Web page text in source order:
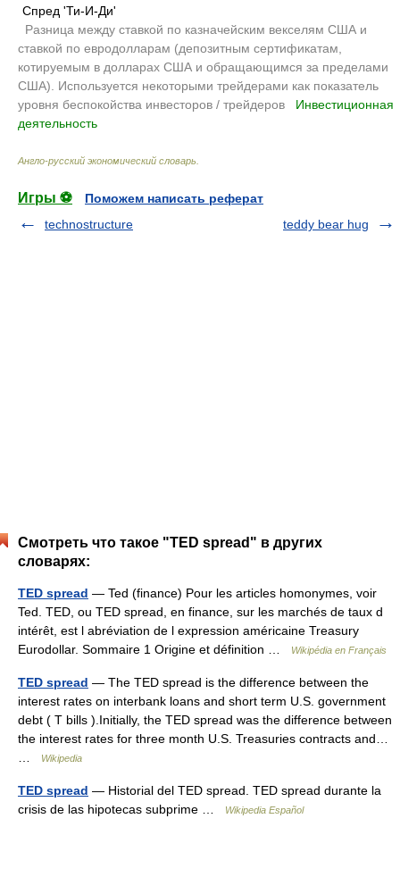
Спред 'Ти-И-Ди'
Разница между ставкой по казначейским векселям США и
ставкой по евродолларам (депозитным сертификатам,
котируемым в долларах США и обращающимся за пределами
США). Используется некоторыми трейдерами как показатель
уровня беспокойства инвесторов / трейдеров
Инвестиционная
деятельность
Англо-русский экономический словарь
Игры ⚽
Поможем написать реферат
technostructure
teddy bear hug
Смотреть что такое "TED spread" в других
словарях:
TED spread — Ted (finance) Pour les articles homonymes, voir
Ted. TED, ou TED spread, en finance, sur les marchés de taux d
intérêt, est l abréviation de l expression américaine Treasury
Eurodollar. Sommaire 1 Origine et définition …
Wikipédia en Français
TED spread — The TED spread is the difference between the
interest rates on interbank loans and short term U.S. government
debt ( T bills ).Initially, the TED spread was the difference between
the interest rates for three month U.S. Treasuries contracts and…
Wikipedia
TED spread — Historial del TED spread. TED spread durante la
crisis de las hipotecas subprime …
Wikipedia Español